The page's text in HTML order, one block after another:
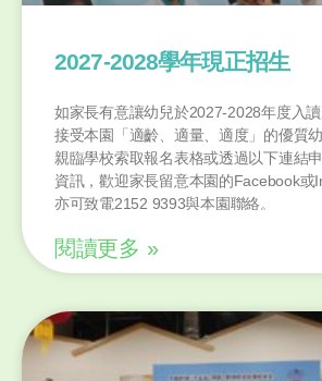
2027-2028學年現正招生
如家長有意讓幼兒於2027-2028年度入讀
接受本園「適齡、適量、適度」的優質
親臨學校索取報名表格或透過以下連結
資訊，歡迎家長留意本園的Facebook或
亦可致電2152 9393與本園聯絡。
閱讀更多 »